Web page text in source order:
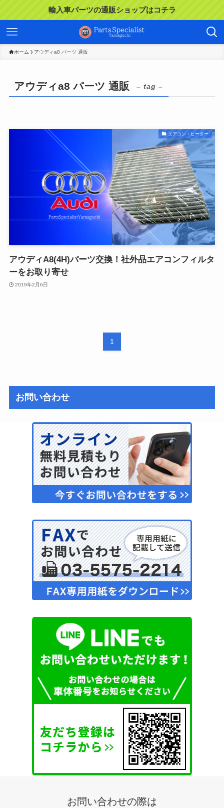
輸入車パーツの通販ショップはコチラ
ホーム アウディa8 パーツ 通販
アウディa8 パーツ 通販 – tag –
エアコン・ヒーター
アウディA8(4H)パーツ交換！社外品エアコンフィルタ
ーをお取り寄せ
2019年2月6日
1
お問い合わせ
お問い合わせの際は